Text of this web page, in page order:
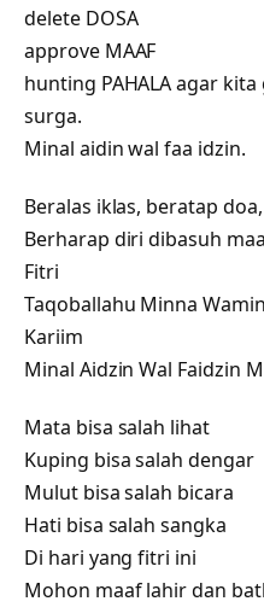
delete DOSA
approve MAAF
hunting PAHALA agar kita
surga.
Minal aidin wal faa idzin.
Beralas iklas, beratap
Berharap diri dibasuh
Fitri
Taqoballahu Minna
Kariim
Minal Aidzin Wal Faidzin
Mata bisa salah lihat
Kuping bisa salah dengar
Mulut bisa salah bicara
Hati bisa salah sangka
Di hari yang fitri ini
Mohon maaf lahir dan